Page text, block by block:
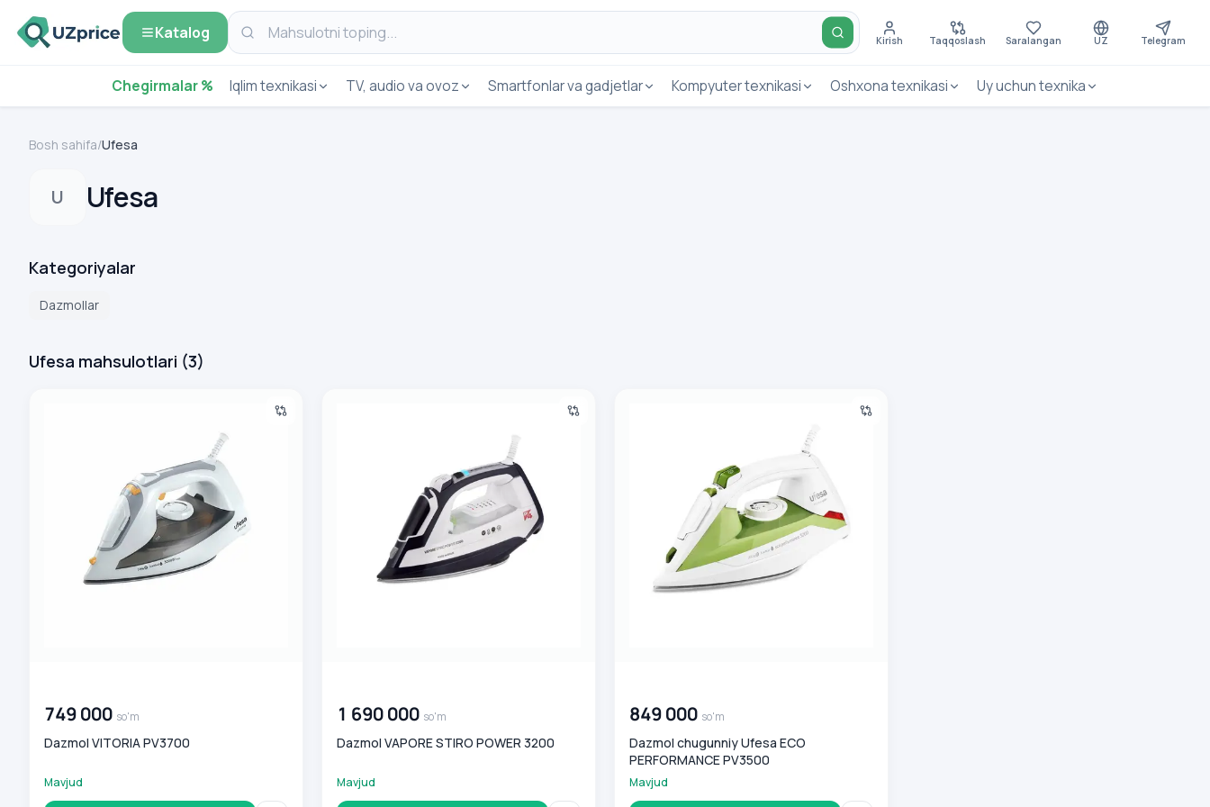
Katalog Kirish Taqqoslash Saralangan UZ Telegram
Chegirmalar % Iqlim texnikasi TV, audio va ovoz Smartfonlar va gadjetlar Kompyuter texnikasi Oshxona texnikasi Uy uchun texnika
Bosh sahifa/Ufesa
U Ufesa
Kategoriyalar
Dazmollar
Ufesa mahsulotlari (3)
749 000 so'm
Dazmol VITORIA PV3700
Mavjud
1 690 000 so'm
Dazmol VAPORE STIRO POWER 3200
Mavjud
849 000 so'm
Dazmol chugunniy Ufesa ECO
PERFORMANCE PV3500
Mavjud